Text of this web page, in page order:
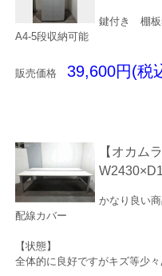
鍵付き 棚板
A4-5段収納可能
販売価格 39,600円(税
【オカム
かなり良い商
配線カバー
【状態】
全体的に良好ですがキズ等少